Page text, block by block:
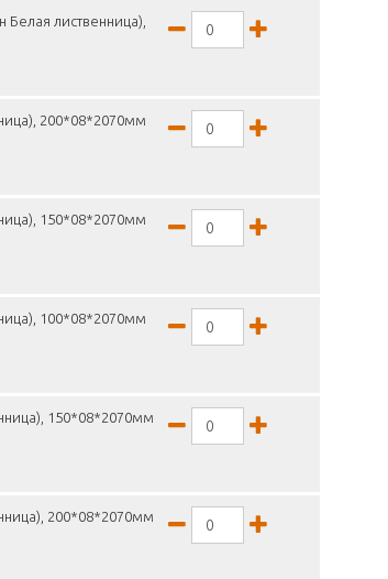
лиственница),
200*08*2070мм
150*08*2070мм
100*08*2070мм
150*08*2070мм
200*08*2070мм